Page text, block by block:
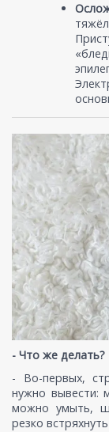
- Что же делать?
- Во-первых,
нужно вывести:
можно умыть,
резко